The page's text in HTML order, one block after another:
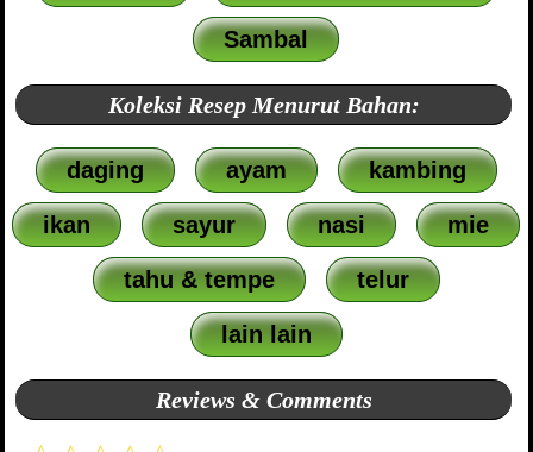
Sambal
Koleksi Resep Menurut Bahan:
daging ayam kambing
ikan sayur nasi mie
tahu & tempe telur
lain lain
Reviews & Comments